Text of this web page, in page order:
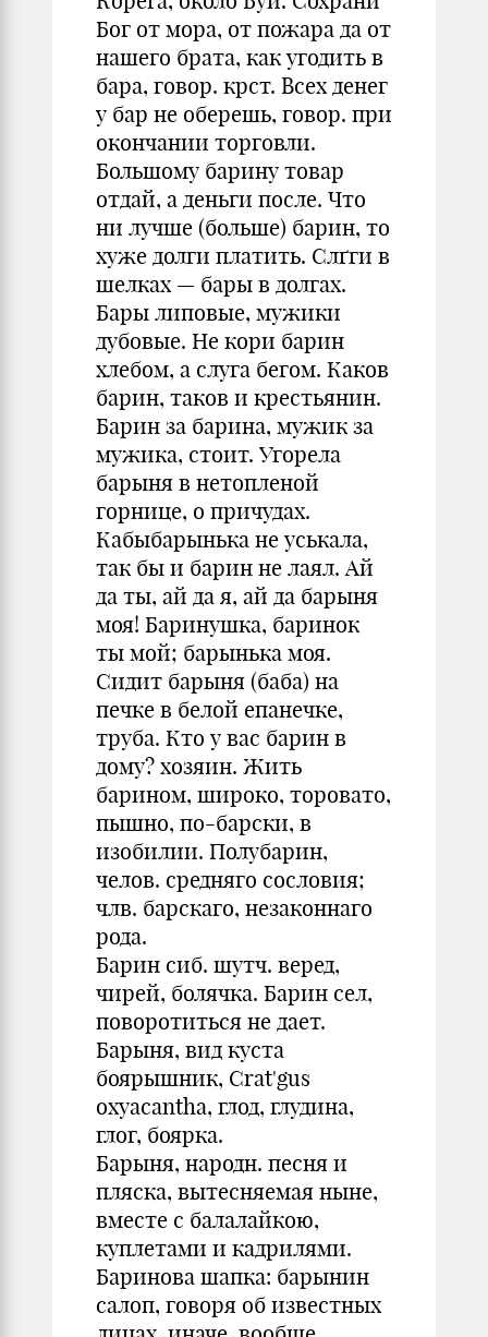
Бог от мора, от пожара да от
нашего брата, как угодить в
бара, говор. крст. Всех денег
у бар не оберешь, говор. при
окончании торговли.
Большому барину товар
отдай, а деньги после. Что
ни лучше (больше) барин, то
хуже долги платить. Слґги в
шелках — бары в долгах.
Бары липовые, мужики
дубовые. Не кори барин
хлебом, а слуга бегом. Каков
барин, таков и крестьянин.
Барин за барина, мужик за
мужика, стоит. Угорела
барыня в нетопленой
горнице, о причудах.
Кабыбарынька не уськала,
так бы и барин не лаял. Ай
да ты, ай да я, ай да барыня
моя! Баринушка, баринок
ты мой; барынька моя.
Сидит барыня (баба) на
печке в белой епанечке,
труба. Кто у вас барин в
дому? хозяин. Жить
барином, широко, торовато,
пышно, по-барски, в
изобилии. Полубарин,
челов. средняго сословия;
члв. барскаго, незаконнаго
рода.
Барин сиб. шутч. веред,
чирей, болячка. Барин сел,
поворотиться не дает.
Барыня, вид куста
боярышник, Crat'gus
oxyacantha, глод, глудина,
глог, боярка.
Барыня, народн. песня и
пляска, вытесняемая ныне,
вместе с балалайкою,
куплетами и кадрилями.
Баринова шапка: барынин
салоп, говоря об известных